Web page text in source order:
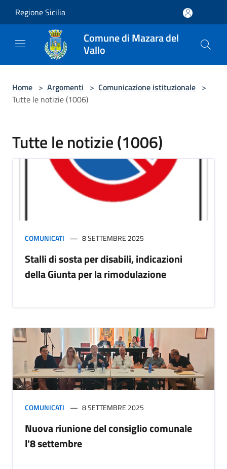
Regione Sicilia
Comune di Mazara del
Vallo
Home > Argomenti > Comunicazione istituzionale >
Tutte le notizie (1006)
Tutte le notizie (1006)
COMUNICATI 8 SETTEMBRE 2025
Stalli di sosta per disabili, indicazioni
della Giunta per la rimodulazione
COMUNICATI 8 SETTEMBRE 2025
Nuova riunione del consiglio comunale
l'8 settembre